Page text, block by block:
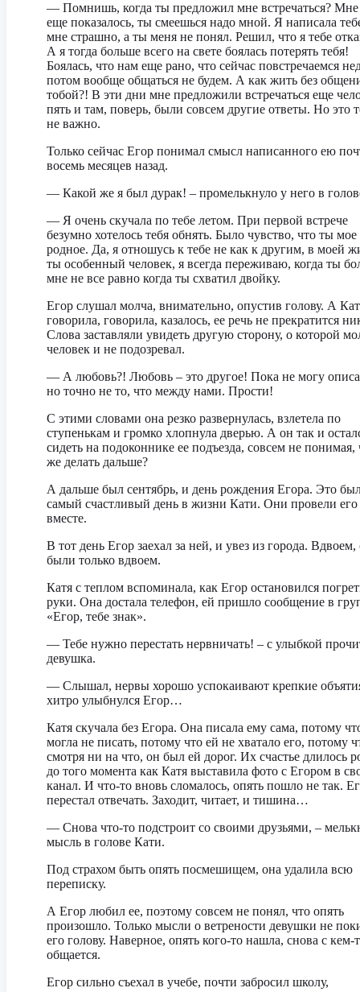
— Помнишь, когда ты предложил мне встречаться? Мне
еще показалось, ты смеешься надо мной. Я написала
мне страшно, а ты меня не понял. Решил, что я тебе
А я тогда больше всего на свете боялась потерять тебя!
Боялась, что нам еще рано, что сейчас повстречаемся
потом вообще общаться не будем. А как жить без
тобой?! В эти дни мне предложили встречаться еще
пять и там, поверь, были совсем другие ответы. Но это
не важно.
Только сейчас Егор понимал смысл написанного ею
восемь месяцев назад.
— Какой же я был дурак! – промелькнуло у него в
— Я очень скучала по тебе летом. При первой встрече
безумно хотелось тебя обнять. Было чувство, что ты мое
родное. Да, я отношусь к тебе не как к другим, в моей
ты особенный человек, я всегда переживаю, когда ты
мне не все равно когда ты схватил двойку.
Егор слушал молча, внимательно, опустив голову. А
говорила, говорила, казалось, ее речь не прекратится
Слова заставляли увидеть другую сторону, о которой
человек и не подозревал.
— А любовь?! Любовь – это другое! Пока не могу
но точно не то, что между нами. Прости!
С этими словами она резко развернулась, взлетела по
ступенькам и громко хлопнула дверью. А он так и
сидеть на подоконнике ее подъезда, совсем не понимая,
же делать дальше?
А дальше был сентябрь, и день рождения Егора. Это
самый счастливый день в жизни Кати. Они провели его
вместе.
В тот день Егор заехал за ней, и увез из города.
были только вдвоем.
Катя с теплом вспоминала, как Егор остановился
руки. Она достала телефон, ей пришло сообщение в
«Егор, тебе знак».
— Тебе нужно перестать нервничать! – с улыбкой
девушка.
— Слышал, нервы хорошо успокаивают крепкие
хитро улыбнулся Егор…
Катя скучала без Егора. Она писала ему сама, потому
могла не писать, потому что ей не хватало его, потому
смотря ни на что, он был ей дорог. Их счастье длилось
до того момента как Катя выставила фото с Егором в
канал. И что-то вновь сломалось, опять пошло не так.
перестал отвечать. Заходит, читает, и тишина…
— Снова что-то подстроит со своими друзьями, –
мысль в голове Кати.
Под страхом быть опять посмешищем, она удалила всю
переписку.
А Егор любил ее, поэтому совсем не понял, что опять
произошло. Только мысли о ветрености девушки не
его голову. Наверное, опять кого-то нашла, снова с кем-
общается.
Егор сильно съехал в учебе, почти забросил школу,